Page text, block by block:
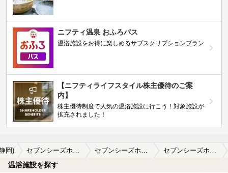
ニフティ温泉 おふろパス
温浴施設をお得に楽しめるサブスクリプションプラン
【ニフティライフスタイル株主優待のご案
内】
株主優待制度で人気の温浴施設に行こう！対象施設が
拡充されました！
岡) セブンシーズホテル伊東（旧 伊東グリーンホテル） セブンシーズホテル伊東（旧 伊東グリーンホテル）の口コミ一覧 セブンシーズホテル伊東（旧 伊東グリーンホテル）の口コミ 今年も河津桜をみられずじまい
温浴施設を探す